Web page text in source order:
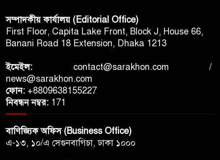
সম্পাদকীয় কার্যালয় (Editorial Office)
First Floor, Capita Lake Front, Block J, House 66,
Banani Road 18 Extension, Dhaka 1213
ইমেইল: contact@sarakhon.com /
news@sarakhon.com
ফোন: +8809638155227
নিবন্ধন নম্বর: 171
বাণিজ্যিক অফিস (Business Office)
এ-১৩, ১০/এ সেগুনবাগিচা, ঢাকা ১০০০